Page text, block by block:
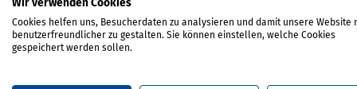
Wir verwenden Cookies
Cookies helfen uns, Besucherdaten zu analysieren und damit unsere Website
benutzerfreundlicher zu gestalten. Sie können einstellen, welche Cookies
gespeichert werden sollen.